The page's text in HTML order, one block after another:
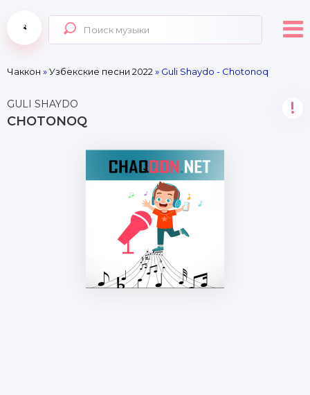
Чаккон »Узбекские песни 2022 » Guli Shaydo - Chotonoq
GULI SHAYDO
CHOTONOQ
!